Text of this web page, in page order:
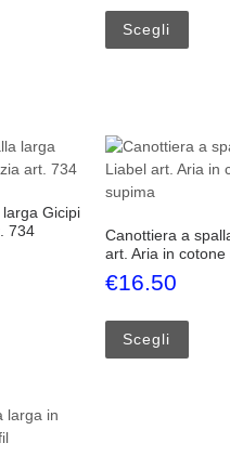
prodotto ha più varianti. Le
Scegli
Gicipi
734
prodotto ha più varianti. Le
Canottiera a
art. Aria in cotone
€16.50
Scegli